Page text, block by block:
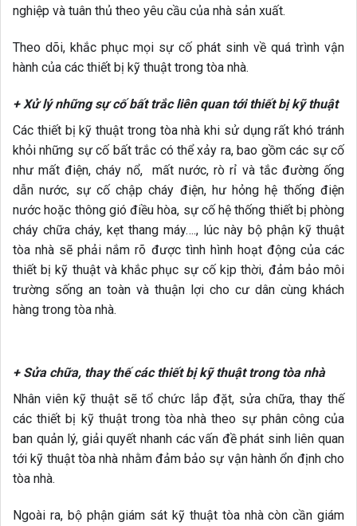
nghiệp và tuân thủ theo yêu cầu của nhà sản xuất.
Theo dõi, khắc phục mọi sự cố phát sinh về quá trình vận
hành của các thiết bị kỹ thuật trong tòa nhà.
+ Xử lý những sự cố bất trắc liên quan tới thiết bị kỹ thuật
Các thiết bị kỹ thuật trong tòa nhà khi sử dụng rất khó tránh
khỏi những sự cố bất trắc có thể xảy ra, bao gồm các sự cố
như mất điện, cháy nổ, mất nước, rò rỉ và tắc đường ống
dẫn nước, sự cố chập cháy điện, hư hỏng hệ thống điện
nước hoặc thông gió điều hòa, sự cố hệ thống thiết bị phòng
cháy chữa cháy, kẹt thang máy…., lúc này bộ phận kỹ thuật
tòa nhà sẽ phải nắm rõ được tình hình hoạt động của các
thiết bị kỹ thuật và khắc phục sự cố kịp thời, đảm bảo môi
trường sống an toàn và thuận lợi cho cư dân cùng khách
hàng trong tòa nhà.
+ Sửa chữa, thay thế các thiết bị kỹ thuật trong tòa nhà
Nhân viên kỹ thuật sẽ tổ chức lắp đặt, sửa chữa, thay thế
các thiết bị kỹ thuật trong tòa nhà theo sự phân công của
ban quản lý, giải quyết nhanh các vấn đề phát sinh liên quan
tới kỹ thuật tòa nhà nhằm đảm bảo sự vận hành ổn định cho
tòa nhà.
Ngoài ra, bộ phận giám sát kỹ thuật tòa nhà còn cần giám